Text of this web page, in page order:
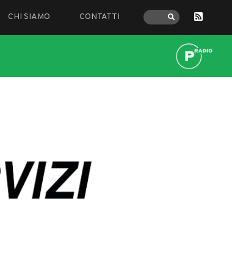
CHI SIAMO CONTATTI